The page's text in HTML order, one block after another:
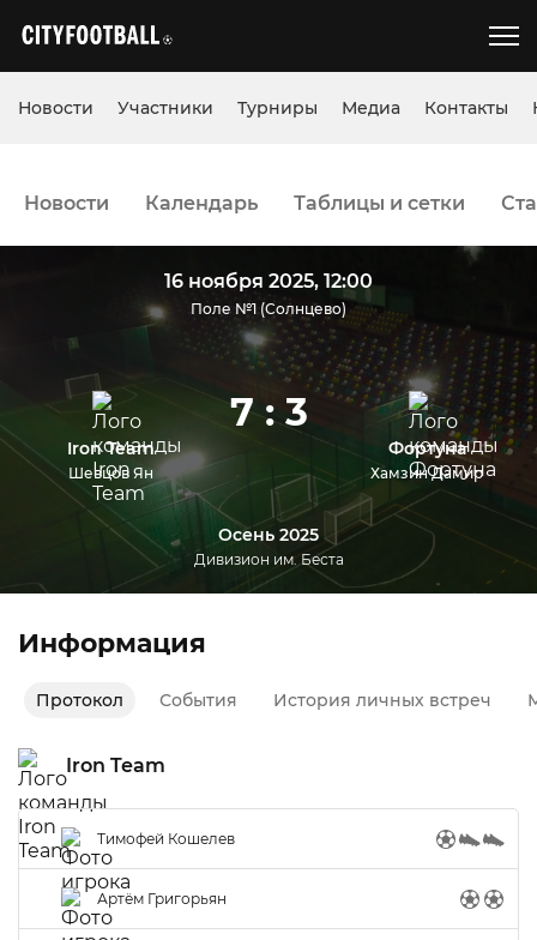
Новости Участники Турниры Медиа Контакты
Новости Календарь Таблицы и сетки
16 ноября 2025, 12:00
Поле №1 (Солнцево)
Iron Team
Шевцов Ян
7 : 3
Фортуна
Хамзин Дамир
Осень 2025
Дивизион им. Беста
Информация
Протокол События История личных встреч
Iron Team
Тимофей Кошелев
Артём Григорьян